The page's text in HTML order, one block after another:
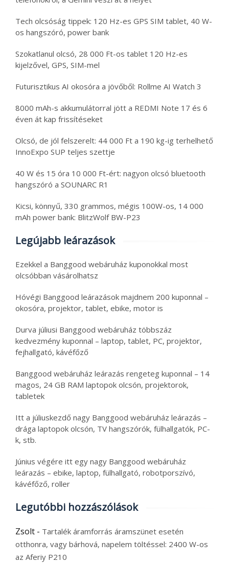
Tech olcsóság tippek: 120 Hz-es GPS SIM tablet, 40 W-
os hangszóró, power bank
Szokatlanul olcsó, 28 000 Ft-os tablet 120 Hz-es
kijelzővel, GPS, SIM-mel
Futurisztikus AI okosóra a jövőből: Rollme AI Watch 3
8000 mAh-s akkumulátorral jött a REDMI Note 17 és 6
éven át kap frissítéseket
Olcsó, de jól felszerelt: 44 000 Ft a 190 kg-ig terhelhető
InnoExpo SUP teljes szettje
40 W és 15 óra 10 000 Ft-ért: nagyon olcsó bluetooth
hangszóró a SOUNARC R1
Kicsi, könnyű, 330 grammos, mégis 100W-os, 14 000
mAh power bank: BlitzWolf BW-P23
Legújabb leárazások
Ezekkel a Banggood webáruház kuponokkal most
olcsóbban vásárolhatsz
Hóvégi Banggood leárazások majdnem 200 kuponnal –
okosóra, projektor, tablet, ebike, motor is
Durva júliusi Banggood webáruház többszáz
kedvezmény kuponnal – laptop, tablet, PC, projektor,
fejhallgató, kávéfőző
Banggood webáruház leárazás rengeteg kuponnal – 14
magos, 24 GB RAM laptopok olcsón, projektorok,
tabletek
Itt a júliuskezdő nagy Banggood webáruház leárazás –
drága laptopok olcsón, TV hangszórók, fülhallgatók, PC-
k, stb.
Június végére itt egy nagy Banggood webáruház
leárazás – ebike, laptop, fülhallgató, robotporszívó,
kávéfőző, roller
Legutóbbi hozzászólások
Zsolt - Tartalék áramforrás áramszünet esetén
otthonra, vagy bárhová, napelem töltéssel: 2400 W-os
az Aferiy P210